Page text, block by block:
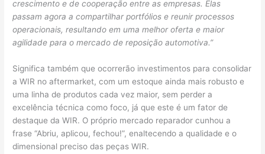
crescimento e de cooperação entre as empresas. Elas
passam agora a compartilhar portfólios e reunir processos
operacionais, resultando em uma melhor oferta e maior
agilidade para o mercado de reposição automotiva.”
Significa também que ocorrerão investimentos para consolidar
a WIR no aftermarket, com um estoque ainda mais robusto e
uma linha de produtos cada vez maior, sem perder a
excelência técnica como foco, já que este é um fator de
destaque da WIR. O próprio mercado reparador cunhou a
frase “Abriu, aplicou, fechou!”, enaltecendo a qualidade e o
dimensional preciso das peças WIR.